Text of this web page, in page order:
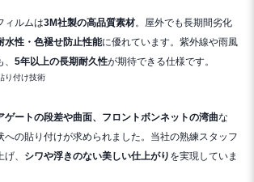
ィルムは3M社製の高品質素材。屋外でも長期間劣化
水性・色褪せ防止性能に優れています。紫外線や雨風
5年以上の長期耐久性が期待できる仕様です。
り付け技術
ゲートの段差や曲面、フロントボンネットの湾曲な
への貼り付けが求められました。当社の熟練スタッフ
、 シワや浮きのない美しい仕上がり を実現していま